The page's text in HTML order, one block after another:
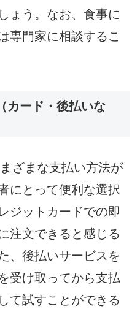
ょう。なお、食事に
専門家に相談するこ
カード・後払いな
ざまな支払い方法が
にとって便利な選択
ジットカードでの即
注文できると感じる
、後払いサービスを
受け取ってから支払
て試すことができる